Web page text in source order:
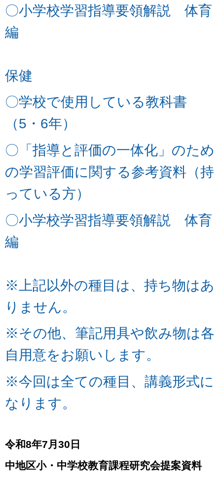
〇小学校学習指導要領解説 体育
編
保健
〇学校で使用している教科書
（5・6年）
〇「指導と評価の一体化」のため
の学習評価に関する参考資料（持
っている方）
〇小学校学習指導要領解説 体育
編
※上記以外の種目は、持ち物はあ
りません。
※その他、筆記用具や飲み物は各
自用意をお願いしま す。
※今回は全ての種目、講義形式に
なります。
令和8年7月30日
中地区小・中学校教育課程研究会提案資料